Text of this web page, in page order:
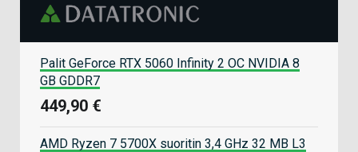
Palit GeForce RTX 5060 Infinity 2 OC NVIDIA 8
GB GDDR7
449,90 €
AMD Ryzen 7 5700X suoritin 3,4 GHz 32 MB L3